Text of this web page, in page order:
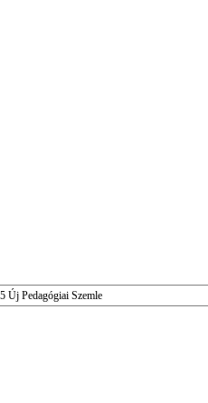
Új Pedagógiai Szemle